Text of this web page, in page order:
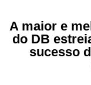
A maior e
do DB
sucesso